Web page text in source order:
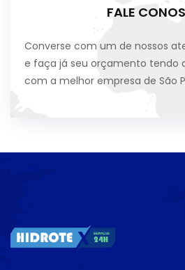
FALE
Converse com um de nossos
e faça já seu orçamento tendo
com a melhor empresa de São